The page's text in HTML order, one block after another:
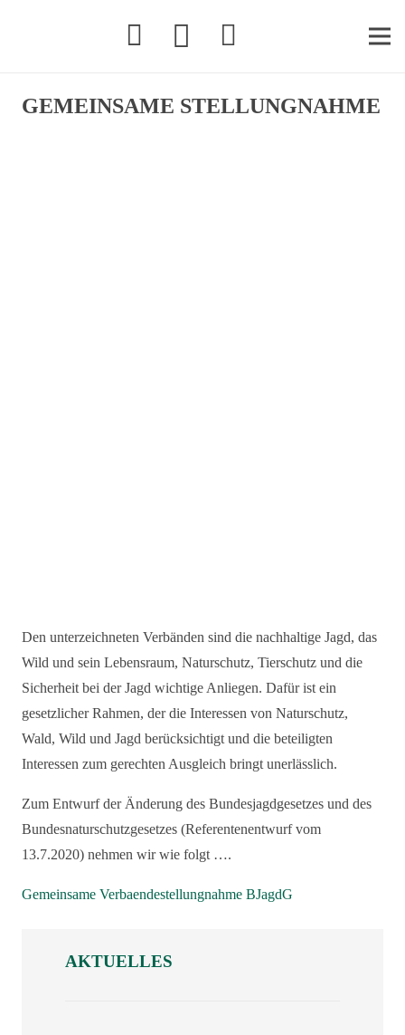
GEMEINSAME STELLUNGNAHME
Den unterzeichneten Verbänden sind die nachhaltige Jagd, das
Wild und sein Lebensraum, Naturschutz, Tierschutz und die
Sicherheit bei der Jagd wichtige Anliegen. Dafür ist ein
gesetzlicher Rahmen, der die Interessen von Naturschutz,
Wald, Wild und Jagd berücksichtigt und die beteiligten
Interessen zum gerechten Ausgleich bringt unerlässlich.
Zum Entwurf der Änderung des Bundesjagdgesetzes und des
Bundesnaturschutzgesetzes (Referentenentwurf vom
13.7.2020) nehmen wir wie folgt ….
Gemeinsame Verbaendestellungnahme BJagdG
AKTUELLES